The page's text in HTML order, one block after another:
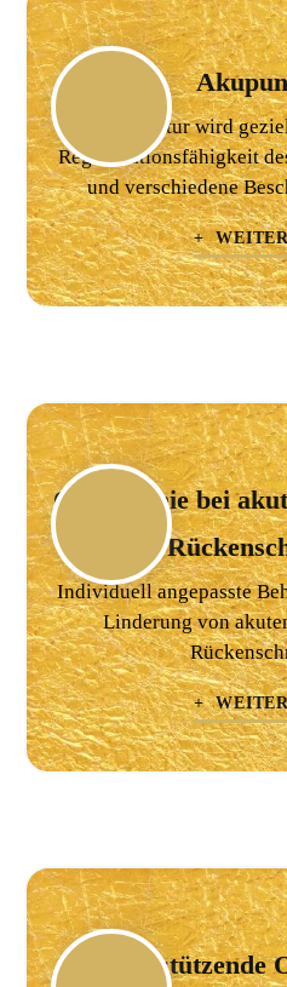
Akupunktur wird
Regenerationsfähigkeit
und verschiedene
+
Osteopathie bei
Individuell angepasste
Linderung von
+
Unterstützende